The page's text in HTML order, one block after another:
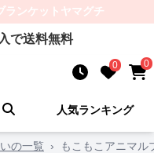
ランケットヤマグチ
で送料無料
0 0
人気ランキング
の一覧 › もこもこアニマル